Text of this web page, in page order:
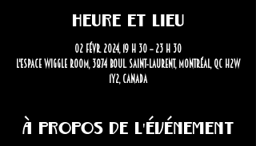
Heure et lieu
02 févr. 2024, 19 h 30 – 23 h 30
L'Espace Wiggle Room, 3874 Boul. Saint-Laurent, Montréal, QC H2W
1Y2, Canada
À propos de l'événement